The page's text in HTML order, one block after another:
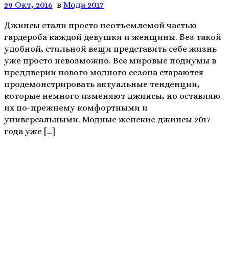
29 Окт, 2016 в Мода 2017
Джинсы стали просто неотъемлемой частью
гардероба каждой девушки и женщины. Без такой
удобной, стильной вещи представить себе жизнь
уже просто невозможно. Все мировые подиумы в
преддверии нового модного сезона стараются
продемонстрировать актуальные тенденции,
которые немного изменяют джинсы, но оставляю
их по-прежнему комфортными и
универсальными. Модные женские джинсы 2017
года уже […]